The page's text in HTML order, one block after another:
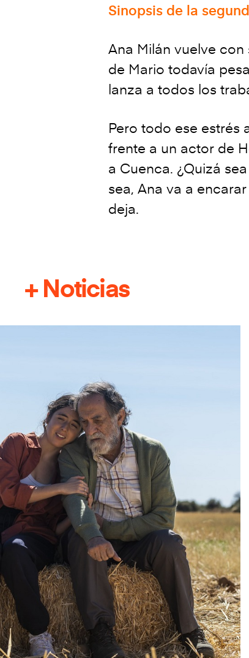
Sinopsis de la
Ana Milán vuelve
de Mario todavía
lanza a todos los
Pero todo ese estrés
frente a un actor de
a Cuenca. ¿Quizá
sea, Ana va a
deja.
+ Noticias